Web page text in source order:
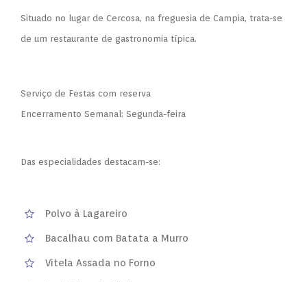
Situado no lugar de Cercosa, na freguesia de Campia, trata-se
de um restaurante de gastronomia típica.
Serviço de Festas com reserva
Encerramento Semanal: Segunda-feira
Das especialidades destacam-se:
Polvo à Lagareiro
Bacalhau com Batata a Murro
Vitela Assada no Forno